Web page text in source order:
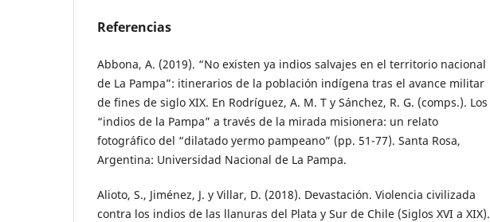
Referencias
Abbona, A. (2019). “No existen ya indios salvajes en el territorio nacional
de La Pampa”: itinerarios de la población indígena tras el avance militar
de fines de siglo XIX. En Rodríguez, A. M. T y Sánchez, R. G. (comps.). Los
“indios de la Pampa” a través de la mirada misionera: un relato
fotográfico del “dilatado yermo pampeano” (pp. 51-77). Santa Rosa,
Argentina: Universidad Nacional de La Pampa.
Alioto, S., Jiménez, J. y Villar, D. (2018). Devastación. Violencia civilizada
contra los indios de las llanuras del Plata y Sur de Chile (Siglos XVI a XIX).